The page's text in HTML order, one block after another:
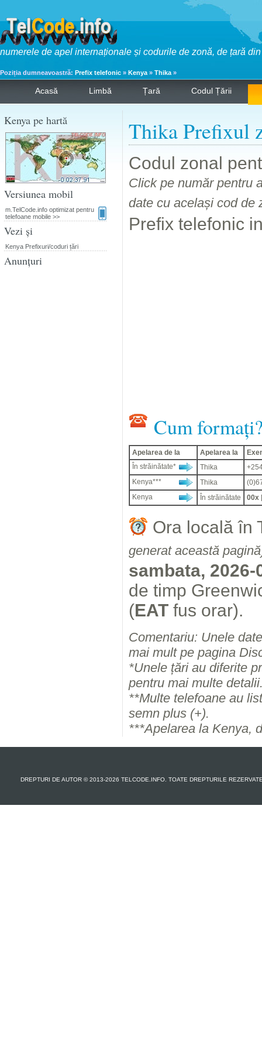
numerele de apel internaționale și codurile de zonă, de țară
Poziția dumneavoastră: Prefix telefonic » Kenya » Thika »
Acasă Limbă Țară Codul Țării
Thika Prefixul
Codul zonal
Click pe număr pentru
date cu același cod de
Prefix telefonic
Cum
Apelarea de la Apelarea la
În străinătate*
Thika
Kenya***
Thika
Kenya
În străinătate 00x
Ora locală în
generat această
sambata,
de timp
(EAT fus orar).
Comentariu: Unele
mai mult pe pagina
*Unele țări au diferite
pentru mai multe
**Multe telefoane au
semn plus (+).
***Apelarea la Kenya,
Kenya pe hartă
Versiunea mobil
m.TelCode.info optimizat pentru
telefoane mobile >>
Vezi și
Kenya Prefixuri/coduri țări
Anunțuri
DREPTURI DE AUTOR © 2013-2026 TELCODE.INFO. TOATE DREPTURILE